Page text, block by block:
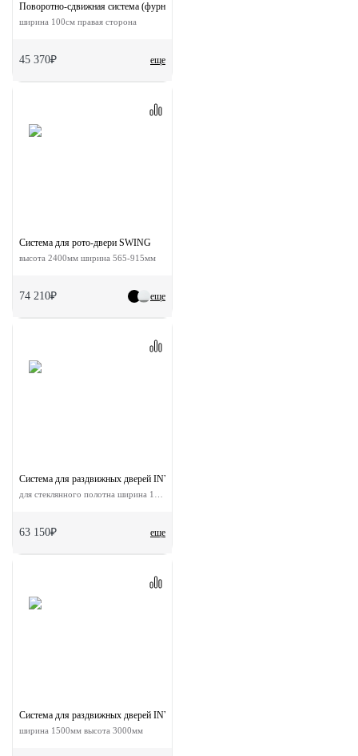
еще
Поворотно-сдвижная система (фурнитура) для дверей 90-TWICE RIGHT 100
ширина 100см правая сторона
45 370₽
еще
Система для рото-двери SWING
высота 2400мм ширина 565-915мм
74 210₽
еще
Система для раздвижных дверей INVISIBLE-2 GLASS 1800/12
63 150₽
Система для раздвижных дверей INVISIBLE-2 FRAME 1500/3000 AS
ширина 1500мм высота 3000мм